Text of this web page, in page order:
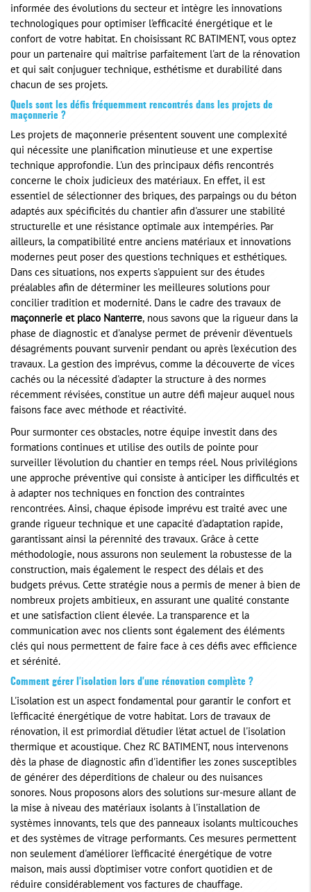
informée des évolutions du secteur et intègre les innovations
technologiques pour optimiser l'efficacité énergétique et le
confort de votre habitat. En choisissant RC BATIMENT, vous optez
pour un partenaire qui maîtrise parfaitement l'art de la rénovation
et qui sait conjuguer technique, esthétisme et durabilité dans
chacun de ses projets.
Quels sont les défis fréquemment rencontrés dans les projets de
maçonnerie ?
Les projets de maçonnerie présentent souvent une complexité
qui nécessite une planification minutieuse et une expertise
technique approfondie. L'un des principaux défis rencontrés
concerne le choix judicieux des matériaux. En effet, il est
essentiel de sélectionner des briques, des parpaings ou du béton
adaptés aux spécificités du chantier afin d'assurer une stabilité
structurelle et une résistance optimale aux intempéries. Par
ailleurs, la compatibilité entre anciens matériaux et innovations
modernes peut poser des questions techniques et esthétiques.
Dans ces situations, nos experts s'appuient sur des études
préalables afin de déterminer les meilleures solutions pour
concilier tradition et modernité. Dans le cadre des travaux de
maçonnerie et placo Nanterre, nous savons que la rigueur dans la
phase de diagnostic et d'analyse permet de prévenir d'éventuels
désagréments pouvant survenir pendant ou après l'exécution des
travaux. La gestion des imprévus, comme la découverte de vices
cachés ou la nécessité d'adapter la structure à des normes
récemment révisées, constitue un autre défi majeur auquel nous
faisons face avec méthode et réactivité.
Pour surmonter ces obstacles, notre équipe investit dans des
formations continues et utilise des outils de pointe pour
surveiller l'évolution du chantier en temps réel. Nous privilégions
une approche préventive qui consiste à anticiper les difficultés et
à adapter nos techniques en fonction des contraintes
rencontrées. Ainsi, chaque épisode imprévu est traité avec une
grande rigueur technique et une capacité d'adaptation rapide,
garantissant ainsi la pérennité des travaux. Grâce à cette
méthodologie, nous assurons non seulement la robustesse de la
construction, mais également le respect des délais et des
budgets prévus. Cette stratégie nous a permis de mener à bien de
nombreux projets ambitieux, en assurant une qualité constante
et une satisfaction client élevée. La transparence et la
communication avec nos clients sont également des éléments
clés qui nous permettent de faire face à ces défis avec efficience
et sérénité.
Comment gérer l'isolation lors d'une rénovation complète ?
L'isolation est un aspect fondamental pour garantir le confort et
l'efficacité énergétique de votre habitat. Lors de travaux de
rénovation, il est primordial d'étudier l'état actuel de l'isolation
thermique et acoustique. Chez RC BATIMENT, nous intervenons
dès la phase de diagnostic afin d'identifier les zones susceptibles
de générer des déperditions de chaleur ou des nuisances
sonores. Nous proposons alors des solutions sur-mesure allant de
la mise à niveau des matériaux isolants à l'installation de
systèmes innovants, tels que des panneaux isolants multicouches
et des systèmes de vitrage performants. Ces mesures permettent
non seulement d'améliorer l'efficacité énergétique de votre
maison, mais aussi d'optimiser votre confort quotidien et de
réduire considérablement vos factures de chauffage.